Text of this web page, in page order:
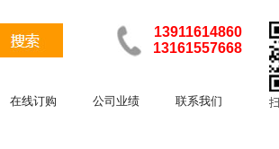
13911614860
13161557668
在线订购 公司业绩 联系我们